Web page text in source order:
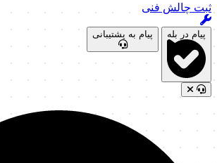
ثبت چالش فنی
پیام در بله پیام به پشتیبانی